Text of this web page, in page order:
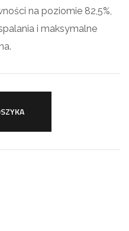
na poziomie 82,5%,
i maksymalne